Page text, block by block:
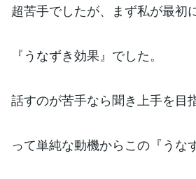
超苦手でしたが、まず私が最初
『うなずき効果』でした。
話すのが苦手なら聞き上手を目
って単純な動機からこの『うな